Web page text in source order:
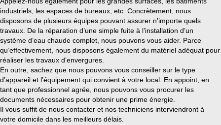
industriels, les espaces de bureaux, etc. Concrètement, nous
disposons de plusieurs équipes pouvant assurer n’importe quels
travaux. De la réparation d’une simple fuite à l’installation d’un
système d’eau chaude complet, nous pouvons vous aider. Parce
qu’effectivement, nous disposons également du matériel adéquat pour
réaliser les travaux d’envergures.
En outre, sachez que nous pouvons vous conseiller sur le type
d’appareil et l’équipement qui convient à votre local. En appoint, en
tant que professionnel agrée, nous pouvons vous procurer les
documents nécessaires pour obtenir une prime énergie.
Il vous suffit de nous contacter et nos techniciens interviendront à
votre domicile dans les meilleurs délais.